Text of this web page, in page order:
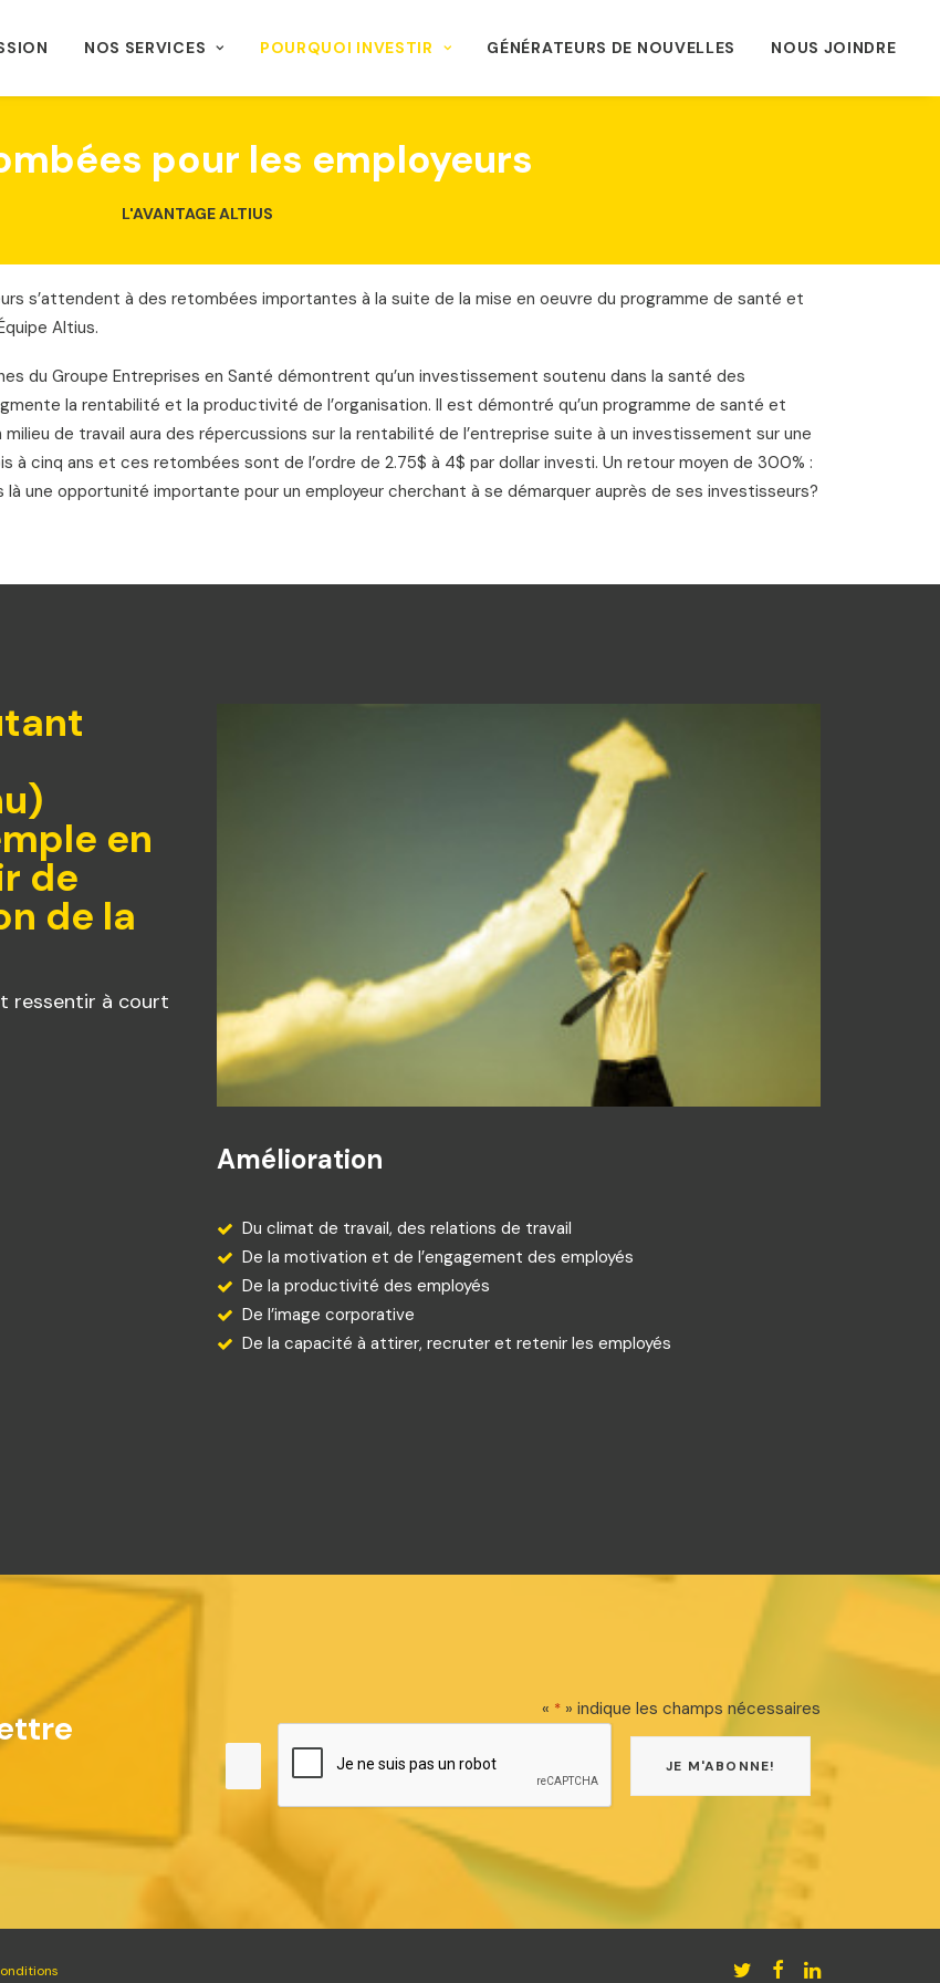
NOS SERVICES POURQUOI INVESTIR GÉNÉRATEURS DE NOUVELLES NOUS JOINDRE
pour les employeurs
L'AVANTAGE ALTIUS
s’attendent à des retombées importantes à la suite de la mise en oeuvre du programme de santé et
Altius.
du Groupe Entreprises en Santé démontrent qu’un investissement soutenu dans la santé des
la rentabilité et la productivité de l’organisation. Il est démontré qu’un programme de santé et
de travail aura des répercussions sur la rentabilité de l’entreprise suite à un investissement sur une
à cinq ans et ces retombées sont de l’ordre de 2.75$ à 4$ par dollar investi. Un retour moyen de 300% :
là une opportunité importante pour un employeur cherchant à se démarquer auprès de ses investisseurs?
en
de
de la
ressentir à court
Amélioration
Du climat de travail, des relations de travail
De la motivation et de l’engagement des employés
De la productivité des employés
De l’image corporative
De la capacité à attirer, recruter et retenir les employés
« * » indique les champs nécessaires